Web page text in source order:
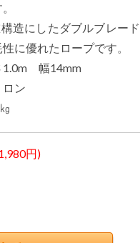
造にしたダブルブレード
に優れたロープです。
1.0m 幅14mm
ロン
円)